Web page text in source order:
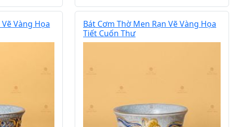
Vàng Họa
Bát Cơm Thờ Men Rạn Vẽ Vàng Họa
Tiết Cuốn Thư